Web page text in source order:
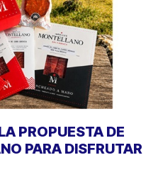
PROPUESTA DE
PARA DISFRUTAR